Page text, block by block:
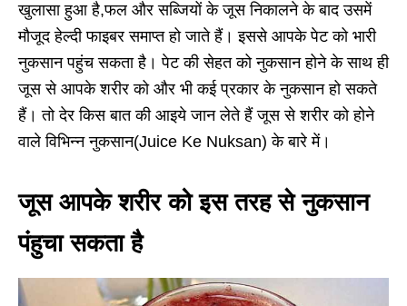
खुलासा हुआ है,फल और सब्जियों के जूस निकालने के बाद उसमें
मौजूद हेल्दी फाइबर समाप्त हो जाते हैं। इससे आपके पेट को भारी
नुकसान पहुंच सकता है। पेट की सेहत को नुकसान होने के साथ ही
जूस से आपके शरीर को और भी कई प्रकार के नुकसान हो सकते
हैं। तो देर किस बात की आइये जान लेते हैं जूस से शरीर को होने
वाले विभिन्न नुकसान(Juice Ke Nuksan) के बारे में।
जूस आपके शरीर को इस तरह से नुकसान
पंहुचा सकता है